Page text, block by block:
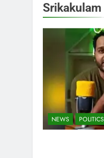
Srikakulam
NEWS POLITICS